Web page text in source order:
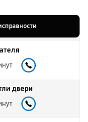
двери